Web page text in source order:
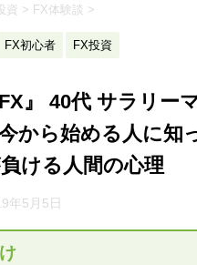
資 > FX体験談 >
FX初心者 FX投資
FX』 40代 サラリー
から始める人に知
ける人間の心理
年5月5日